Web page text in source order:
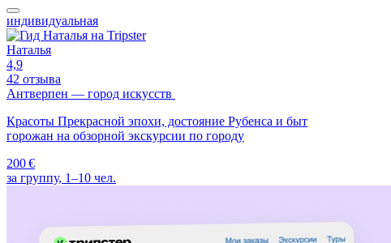
индивидуальная
Наталья
4,9
42 отзыва
Антверпен — город искусств
Красоты Прекрасной эпохи, достояние Рубенса и быт
горожан на обзорной экскурсии по городу
200 €
за группу, 1–10 чел.